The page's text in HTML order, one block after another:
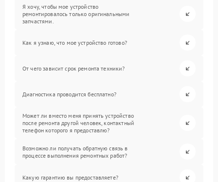
Я хочу, чтобы мое устройство
ремонтировалось только оригинальными
запчастями.
Как я узнаю, что мое устройство готово?
От чего зависит срок ремонта техники?
Диагностика проводится бесплатно?
Может ли вместо меня принять устройство
после ремонта другой человек, контактный
телефон которого я предоставлю?
Возможно ли получать обратную связь в
процессе выполнения ремонтных работ?
Какую гарантию вы предоставляете?